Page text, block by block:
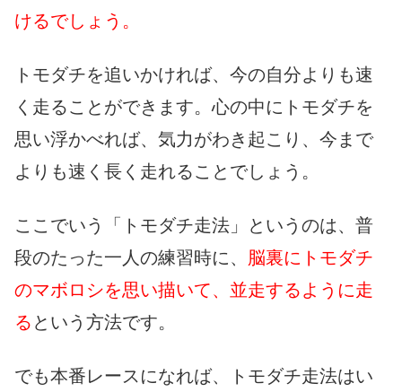
けるでしょう。
トモダチを追いかければ、今の自分よりも速
く走ることができます。心の中にトモダチを
思い浮かべれば、気力がわき起こり、今まで
よりも速く長く走れることでしょう。
ここでいう「トモダチ走法」というのは、普
段のたった一人の練習時に、 脳裏にトモダチ
のマボロシを思い描いて、並走するように走
る という方法です。
でも本番レースになれば、トモダチ走法はい